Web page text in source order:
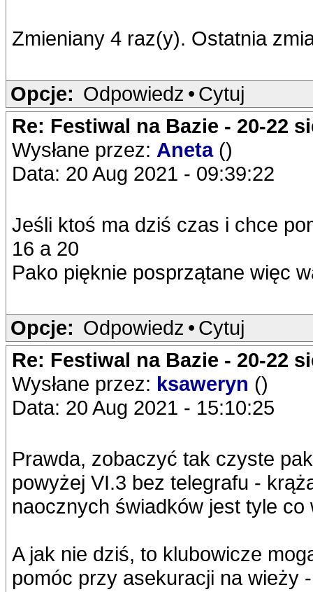
Zmieniany 4 raz(y). Ostatnia
Opcje: Odpowiedz • Cytuj
Re: Festiwal na Bazie - 20-22
Wysłane przez: Aneta ()
Data: 20 Aug 2021 - 09:39:22
Jeśli ktoś ma dziś czas i chce
16 a 20
Pako pięknie posprzątane więc
Opcje: Odpowiedz • Cytuj
Re: Festiwal na Bazie - 20-22
Wysłane przez: ksaweryn ()
Data: 20 Aug 2021 - 15:10:25
Prawda, zobaczyć tak czyste
powyżej VI.3 bez telegrafu -
naocznych świadków jest tyle co
A jak nie dziś, to klubowicze
pomóc przy asekuracji na wieży